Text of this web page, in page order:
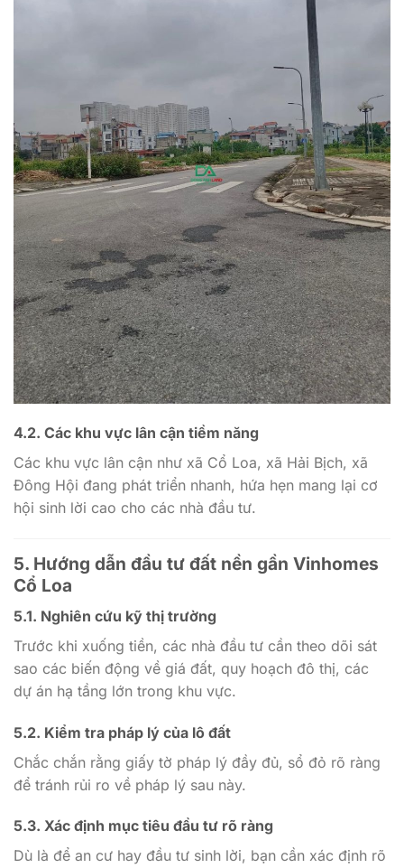
4.2. Các khu vực lân cận tiềm năng
Các khu vực lân cận như xã Cổ Loa, xã Hải Bịch, xã
Đông Hội đang phát triển nhanh, hứa hẹn mang lại cơ
hội sinh lời cao cho các nhà đầu tư.
5. Hướng dẫn đầu tư đất nền gần Vinhomes
Cổ Loa
5.1. Nghiên cứu kỹ thị trường
Trước khi xuống tiền, các nhà đầu tư cần theo dõi sát
sao các biến động về giá đất, quy hoạch đô thị, các
dự án hạ tầng lớn trong khu vực.
5.2. Kiểm tra pháp lý của lô đất
Chắc chắn rằng giấy tờ pháp lý đầy đủ, sổ đỏ rõ ràng
để tránh rủi ro về pháp lý sau này.
5.3. Xác định mục tiêu đầu tư rõ ràng
Dù là để an cư hay đầu tư sinh lời, bạn cần xác định rõ